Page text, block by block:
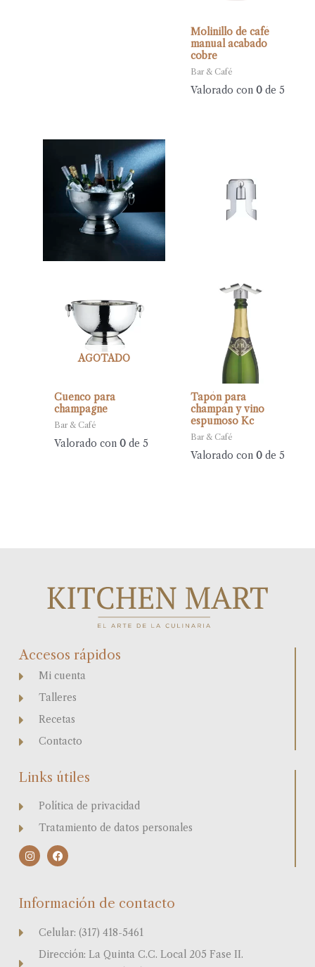
Molinillo de café
manual acabado
cobre
Bar & Café
Valorado con 0de 5
AGOTADO
Cuenco para
champagne
Bar & Café
Valorado con0 de 5
Tapón para
champán y vino
espumoso Kc
Bar & Café
Valorado con 0de 5
Accesos rápidos
Mi cuenta
Talleres
Recetas
Contacto
Links útiles
Política de privacidad
Tratamiento de datos personales
I
n
g
F
a
o
k
Información de contacto
Celular: (317) 418-5461
Dirección: La Quinta C.C. Local 205 Fase II.